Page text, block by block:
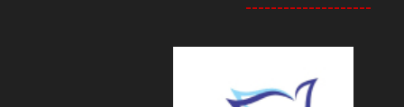
--------------------